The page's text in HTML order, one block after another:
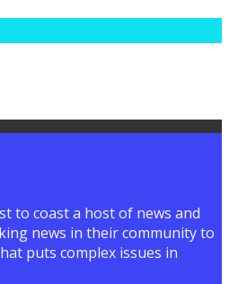
to coast a host of news and
news in their community to
puts complex issues in